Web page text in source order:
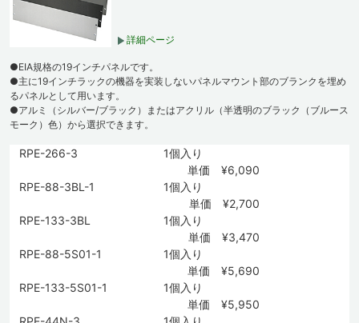
詳細ページ
●EIA規格の19インチパネルです。
●主に19インチラックの機器を実装しないパネルマウント部のブランクを埋め
るパネルとして用います。
●アルミ（シルバー/ブラック）またはアクリル（半透明のブラック（ブルース
モーク）色）から選択できます。
RPE-266-3
1個入り
単価 ¥6,090
RPE-88-3BL-1
1個入り
単価 ¥2,700
RPE-133-3BL
1個入り
単価 ¥3,470
RPE-88-5S01-1
1個入り
単価 ¥5,690
RPE-133-5S01-1
1個入り
単価 ¥5,950